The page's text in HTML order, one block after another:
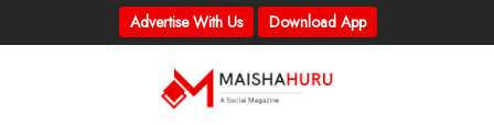
Advertise With Us Download App